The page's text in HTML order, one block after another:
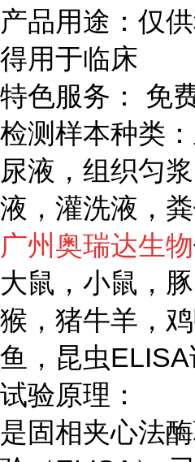
产品用途：仅
得用于临床
特色服务： 免
检测样本种类
尿液，组织匀
液，灌洗液，
广州奥瑞达生物
大鼠，小鼠，
猴，猪牛羊，
鱼，昆虫
试验原理：
是固相夹心法